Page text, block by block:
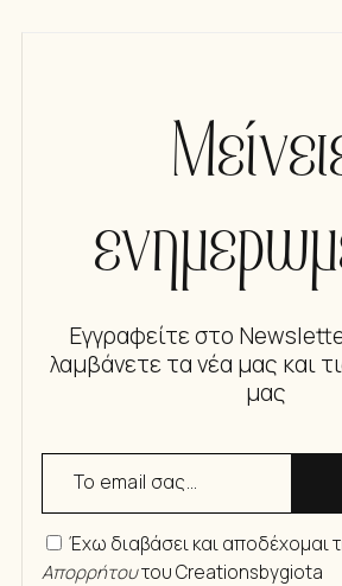
Εγγραφείτε στο
λαμβάνετε τα νέα μας και
μας
Έχω διαβάσει και αποδέχομαι
Απορρήτουτου Creationsbygiota